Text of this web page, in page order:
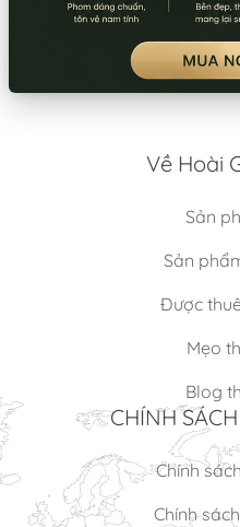
QUẦN DÂY KÉO PHI BÓNGSP10677
Về Hoài
Sản
Sản
Được
Mẹo
Blog
CHÍNH
Chính
Chính